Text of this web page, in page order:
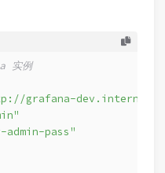
实例
grafana-
admin-pass"